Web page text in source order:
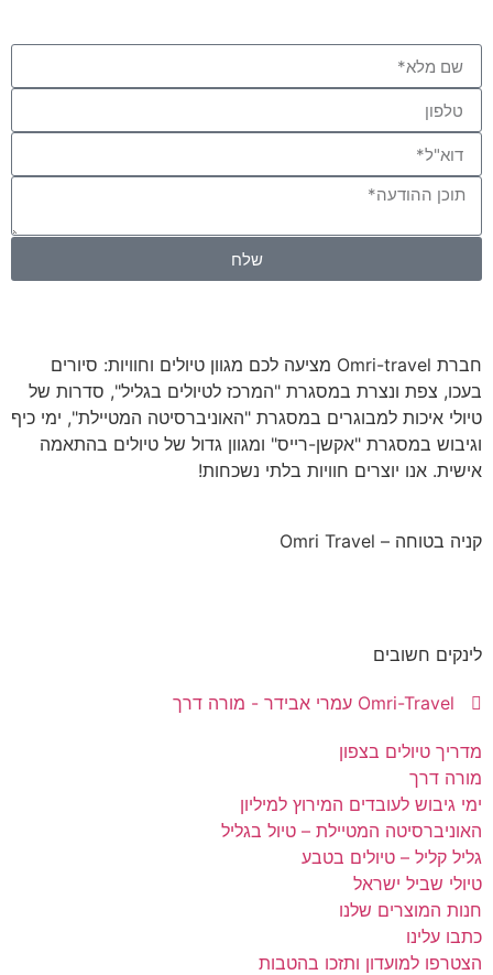
שלח
חברת Omri-travel מציעה לכם מגוון טיולים וחוויות: סיורים
בעכו, צפת ונצרת במסגרת "המרכז לטיולים בגליל", סדרות של
טיולי איכות למבוגרים במסגרת "האוניברסיטה המטיילת", ימי כיף
וגיבוש במסגרת "אקשן-רייס" ומגוון גדול של טיולים בהתאמה
אישית. אנו יוצרים חוויות בלתי נשכחות!
קניה בטוחה – Omri Travel
לינקים חשובים
Omri-Travel עמרי אבידר - מורה דרך
מדריך טיולים בצפון
מורה דרך
ימי גיבוש לעובדים המירוץ למיליון
האוניברסיטה המטיילת – טיול בגליל
גליל קליל – טיולים בטבע
טיולי שביל ישראל
חנות המוצרים שלנו
כתבו עלינו
הצטרפו למועדון ותזכו בהטבות